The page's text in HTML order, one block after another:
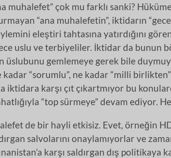
muhalefet” çok mu farklı sanki?
“ana muhalefetin”, iktidarın
eleştiri tahtasına yatırdığını
uslu ve terbiyeliler. İktidar da bunun
üslubunu gemlemeye gerek bile
kadar “sorumlu”, ne kadar “milli
iktidara karşı çıt çıkartmıyor bu
“top sürmeye” devam ediyor.
de bir hayli etkisiz. Evet, örneğin
salvolarını onaylamıyorlar ve
karşı saldırgan dış politikaya